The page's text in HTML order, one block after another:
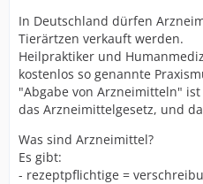
In Deutschland dürfen
Tierärtzen verkauft werden.
Heilpraktiker und
kostenlos so genannte
"Abgabe von Arzneimitteln"
das Arzneimittelgesetz, und
Was sind Arzneimittel?
Es gibt:
- rezeptpflichtige =